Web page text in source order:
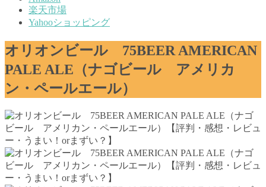
楽天市場
Yahooショッピング
オリオンビール 75BEER AMERICAN
PALE ALE（ナゴビール アメリカ
ン・ペールエール）